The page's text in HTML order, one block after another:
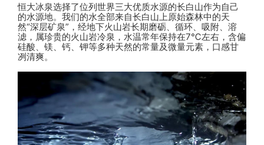
恒大冰泉选择了位列世界三大优质水源的长白山作为自己
的水源地。我们的水全部来自长白山上原始森林中的天
然“深层矿泉”，经地下火山岩长期磨砺、循环、吸附、溶
滤，属珍贵的火山岩冷泉，水温常年保持在7℃左右，含偏
硅酸、镁、钙、钾等多种天然的常量及微量元素，口感甘
冽清爽。